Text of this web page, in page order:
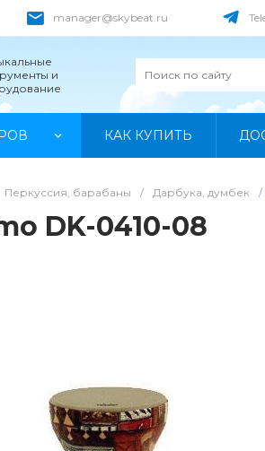
manager@skybeat.ru
и
КАК КУПИТЬ
Перкуссия, барабаны / Дарбука, думбек /
DK-0410-08